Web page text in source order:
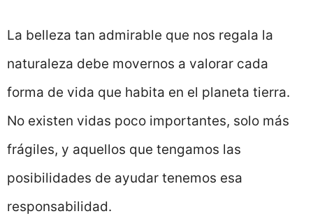
La belleza tan admirable que nos regala la
naturaleza debe movernos a valorar cada
forma de vida que habita en el planeta tierra.
No existen vidas poco importantes, solo más
frágiles, y aquellos que tengamos las
posibilidades de ayudar tenemos esa
responsabilidad.